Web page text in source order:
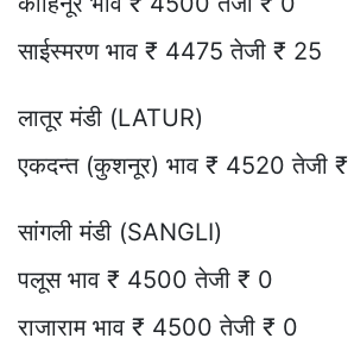
साईस्मरण भाव ₹ 4475 तेजी ₹ 25
लातूर मंडी (LATUR)
एकदन्त (कुशनूर) भाव ₹ 4520 तेजी
सांगली मंडी (SANGLI)
पलूस भाव ₹ 4500 तेजी ₹ 0
राजाराम भाव ₹ 4500 तेजी ₹ 0